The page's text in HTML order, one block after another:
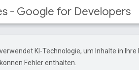
- Google for Developers
KI-Technologie, um Inhalte in
Fehler enthalten.